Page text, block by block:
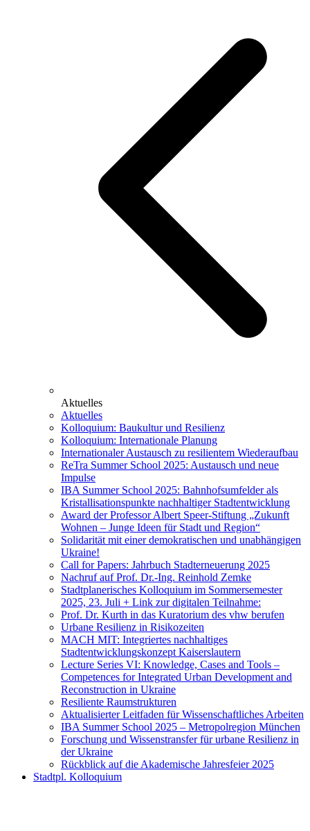
Aktuelles
Aktuelles
Kolloquium: Baukultur und Resilienz
Kolloquium: Internationale Planung
Internationaler Austausch zu resilientem Wiederaufbau
ReTra Summer School 2025: Austausch und neue
Impulse
IBA Summer School 2025: Bahnhofsumfelder als
Kristallisationspunkte nachhaltiger Stadtentwicklung
Award der Professor Albert Speer-Stiftung „Zukunft
Wohnen – Junge Ideen für Stadt und Region“
Solidarität mit einer demokratischen und unabhängigen
Ukraine!
Call for Papers: Jahrbuch Stadterneuerung 2025
Nachruf auf Prof. Dr.-Ing. Reinhold Zemke
Stadtplanerisches Kolloquium im Sommersemester
2025, 23. Juli + Link zur digitalen Teilnahme:
Prof. Dr. Kurth in das Kuratorium des vhw berufen
Urbane Resilienz in Risikozeiten
MACH MIT: Integriertes nachhaltiges
Stadtentwicklungskonzept Kaiserslautern
Lecture Series VI: Knowledge, Cases and Tools –
Competences for Integrated Urban Development and
Reconstruction in Ukraine
Resiliente Raumstrukturen
Aktualisierter Leitfaden für Wissenschaftliches Arbeiten
IBA Summer School 2025 – Metropolregion München
Forschung und Wissenstransfer für urbane Resilienz in
der Ukraine
Rückblick auf die Akademische Jahresfeier 2025
Stadtpl. Kolloquium